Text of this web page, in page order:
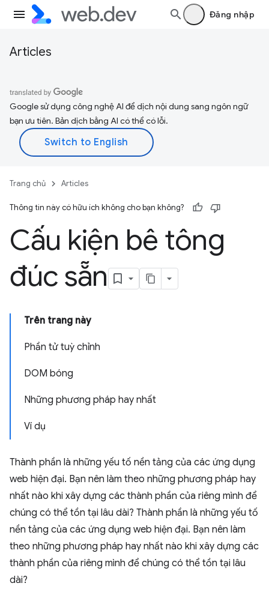
Đăng nhập
Articles
Google sử dụng công nghệ AI để dịch nội dung sang ngôn ngữ
bạn ưu tiên. Bản dịch bằng AI có thể có lỗi.
Trang chủ Articles
Thông tin này có hữu ích không cho bạn không?
Cấu kiện bê tông
đúc sẵn
Trên trang này
Phần tử tuỳ chỉnh
DOM bóng
Những phương pháp hay nhất
Ví dụ
Thành phần là những yếu tố nền tảng của các ứng dụng
web hiện đại. Bạn nên làm theo những phương pháp hay
nhất nào khi xây dựng các thành phần của riêng mình để
chúng có thể tồn tại lâu dài? Thành phần là những yếu tố
nền tảng của các ứng dụng web hiện đại. Bạn nên làm
theo những phương pháp hay nhất nào khi xây dựng các
thành phần của riêng mình để chúng có thể tồn tại lâu
dài?